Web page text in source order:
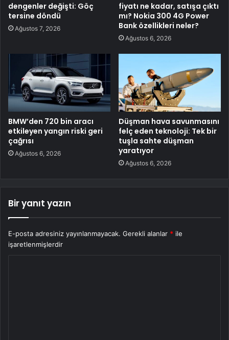
dengenler değişti: Göç
tersine döndü
Ağustos 7, 2026
fiyatı ne kadar, satışa çıktı
mı? Nokia 300 4G Power
Bank özellikleri neler?
Ağustos 6, 2026
BMW’den 720 bin aracı
etkileyen yangın riski geri
çağrısı
Ağustos 6, 2026
Düşman hava savunmasını
felç eden teknoloji: Tek bir
tuşla sahte düşman
yaratıyor
Ağustos 6, 2026
Bir yanıt yazın
E-posta adresiniz yayınlanmayacak. Gerekli alanlar * ile
işaretlenmişlerdir